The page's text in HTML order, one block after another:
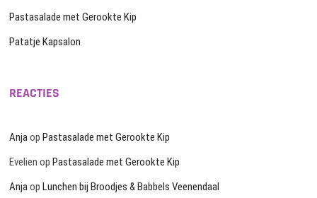
Pastasalade met Gerookte Kip
Patatje Kapsalon
REACTIES
Anjaop Pastasalade met Gerookte Kip
Evelien op Pastasalade met Gerookte Kip
Anjaop Lunchen bij Broodjes & Babbels Veenendaal